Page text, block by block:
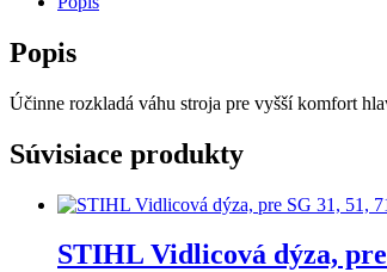
Popis
Účinne rozkladá váhu stroja pre vyšší komfort
Súvisiace produkty
STIHL Vidlicová dýza, pre